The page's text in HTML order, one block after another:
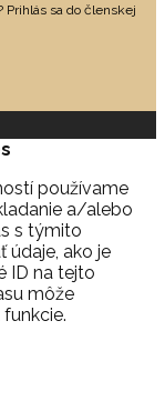
sa do členskej
používame
a/alebo
s týmito
údaje, ako je
ID na tejto
môže